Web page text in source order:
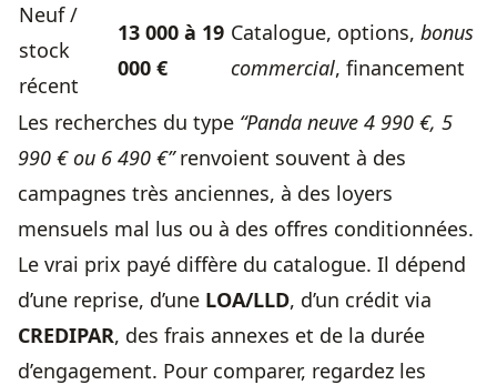
Neuf /
stock
récent
13 000 à 19
000 €
Catalogue, options, bonus
commercial, financement
Les recherches du type “Panda neuve 4 990 €, 5
990 € ou 6 490 €”renvoient souvent à des
campagnes très anciennes, à des loyers
mensuels mal lus ou à des offres conditionnées.
Le vrai prix payé diffère du catalogue. Il dépend
d’une reprise, d’une LOA/LLD, d’un crédit via
CREDIPAR, des frais annexes et de la durée
d’engagement. Pour comparer, regardez les